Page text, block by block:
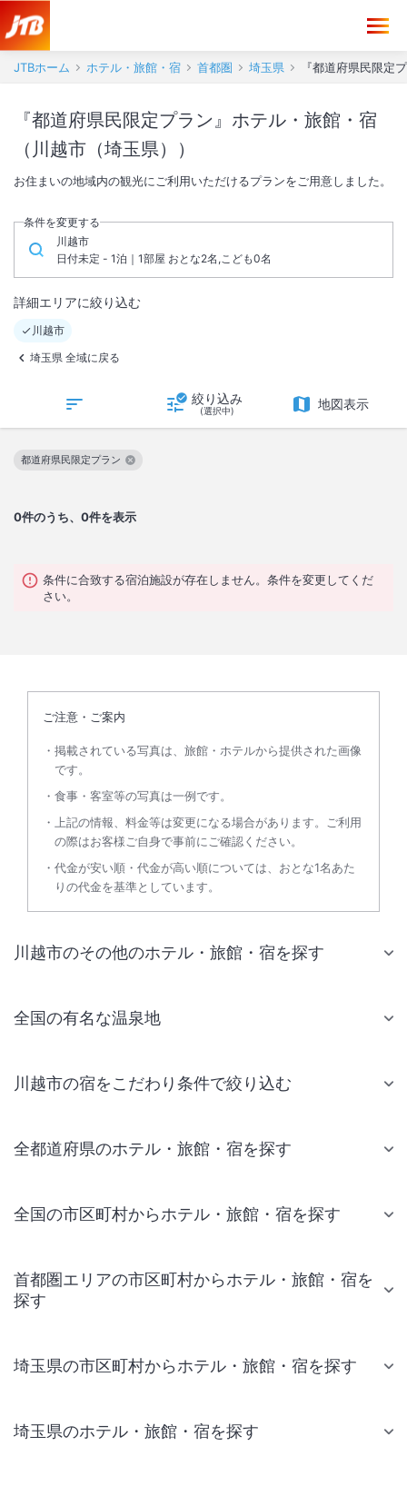
JTBホーム ホテル・旅館・宿 首都圏 埼玉県 『都道府県民限定
『都道府県民限定プラン』ホテル・旅館・宿
（川越市（埼玉県））
お住まいの地域内の観光にご利用いただけるプランをご用意しました。
条件を変更する
川越市
日付未定 - 1泊｜1部屋 おとな2名,こども0名
詳細エリアに絞り込む
川越市
埼玉県 全域に戻る
絞り込み
(選択中) 地図表示
0件のうち、0件を表示
都道府県民限定プラン
この絞り込み条件を解除
条件に合致する宿泊施設が存在しません。条件を変更してくだ
さい。
ご注意・ご案内
掲載されている写真は、旅館・ホテルから提供された画像
です。
食事・客室等の写真は一例です。
上記の情報、料金等は変更になる場合があります。ご利用
の際はお客様ご自身で事前にご確認ください。
代金が安い順・代金が高い順については、おとな1名あた
りの代金を基準としています。
川越市のその他のホテル・旅館・宿を探す
全国の有名な温泉地
川越市の宿をこだわり条件で絞り込む
全都道府県のホテル・旅館・宿を探す
全国の市区町村からホテル・旅館・宿を探す
首都圏エリアの市区町村からホテル・旅館・宿を
探す
埼玉県の市区町村からホテル・旅館・宿を探す
埼玉県のホテル・旅館・宿を探す